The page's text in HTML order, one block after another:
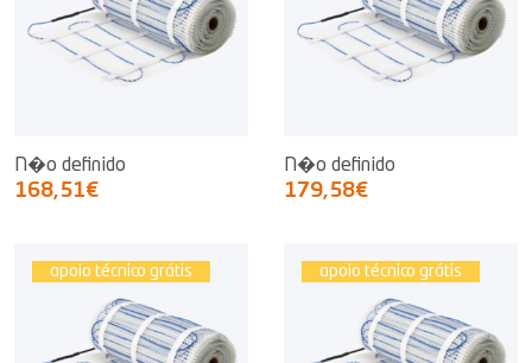
N�o definido
168,51€
N�o definido
179,58€
apoio técnico grátis apoio técnico grátis